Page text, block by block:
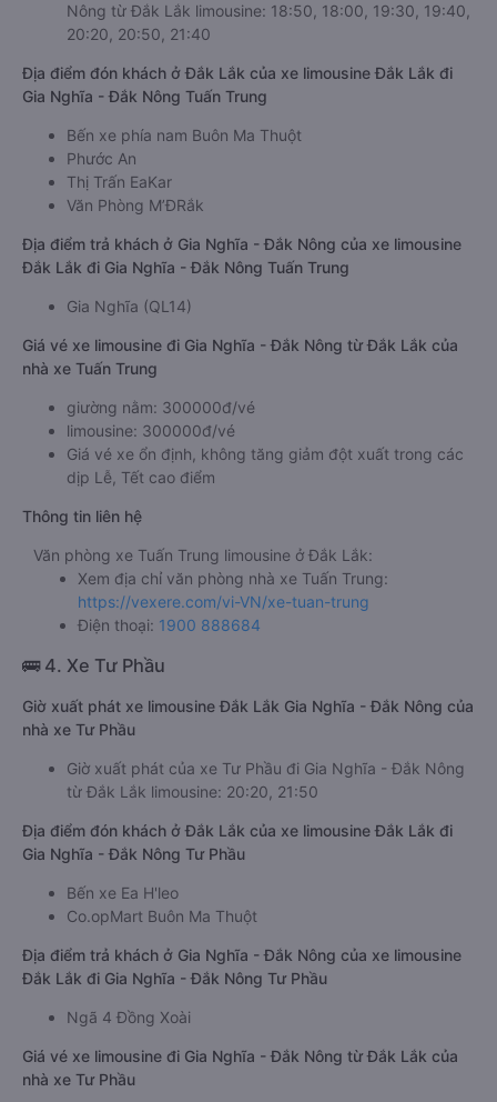
Nông từ Đắk Lắk limousine: 18:50, 18:00, 19:30, 19:40,
20:20, 20:50, 21:40
Địa điểm đón khách ở Đắk Lắk của xe limousine Đắk Lắk đi
Gia Nghĩa - Đắk Nông Tuấn Trung
Bến xe phía nam Buôn Ma Thuột
Phước An
Thị Trấn EaKar
Văn Phòng M’ĐRắk
Địa điểm trả khách ở Gia Nghĩa - Đắk Nông của xe limousine
Đắk Lắk đi Gia Nghĩa - Đắk Nông Tuấn Trung
Gia Nghĩa (QL14)
Giá vé xe limousine đi Gia Nghĩa - Đắk Nông từ Đắk Lắk của
nhà xe Tuấn Trung
giường nằm: 300000đ/vé
limousine: 300000đ/vé
Giá vé xe ổn định, không tăng giảm đột xuất trong các
dịp Lễ, Tết cao điểm
Thông tin liên hệ
Văn phòng xe Tuấn Trung limousine ở Đắk Lắk:
Xem địa chỉ văn phòng nhà xe Tuấn Trung:
https://vexere.com/vi-VN/xe-tuan-trung
Điện thoại: 1900 888684
🚌 4. Xe Tư Phầu
Giờ xuất phát xe limousine Đắk Lắk Gia Nghĩa - Đắk Nông của
nhà xe Tư Phầu
Giờ xuất phát của xe Tư Phầu đi Gia Nghĩa - Đắk Nông
từ Đắk Lắk limousine: 20:20, 21:50
Địa điểm đón khách ở Đắk Lắk của xe limousine Đắk Lắk đi
Gia Nghĩa - Đắk Nông Tư Phầu
Bến xe Ea H'leo
Co.opMart Buôn Ma Thuột
Địa điểm trả khách ở Gia Nghĩa - Đắk Nông của xe limousine
Đắk Lắk đi Gia Nghĩa - Đắk Nông Tư Phầu
Ngã 4 Đồng Xoài
Giá vé xe limousine đi Gia Nghĩa - Đắk Nông từ Đắk Lắk của
nhà xe Tư Phầu